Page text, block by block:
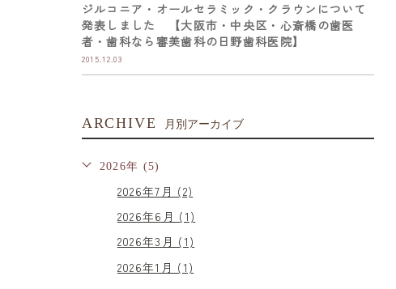
ジルコニア・オールセラミック・クラウンについて
発表しました 【大阪市・中央区・心斎橋の歯医
者・歯科なら審美歯科の日野歯科医院】
2015.12.03
ARCHIVE 月別アーカイブ
2026年 (5)
2026年7月 (2)
2026年6月 (1)
2026年3月 (1)
2026年1月 (1)